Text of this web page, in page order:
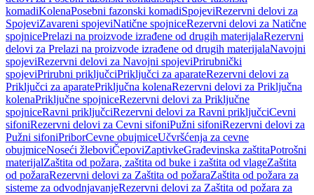
komadiKolenaPosebni fazonski komadiSpojeviRezervni delovi za
SpojeviZavareni spojeviNatične spojniceRezervni delovi za Natične
spojnicePrelazi na proizvode izrađene od drugih materijalaRezervni
delovi za Prelazi na proizvode izrađene od drugih materijalaNavojni
spojeviRezervni delovi za Navojni spojeviPrirubnički
spojeviPrirubni priključciPriključci za aparateRezervni delovi za
Priključci za aparatePriključna kolenaRezervni delovi za Priključna
kolenaPriključne spojniceRezervni delovi za Priključne
spojniceRavni priključciRezervni delovi za Ravni priključciCevni
sifoniRezervni delovi za Cevni sifoniPužni sifoniRezervni delovi za
Pužni sifoniPriborCevne obujmiceUčvršćenja za cevne
obujmiceNoseći žleboviČepoviZaptivkeGrađevinska zaštitaPotrošni
materijalZaštita od požara, zaštita od buke i zaštita od vlageZaštita
od požaraRezervni delovi za Zaštita od požaraZaštita od požara za
sisteme za odvodnjavanjeRezervni delovi za Zaštita od požara za